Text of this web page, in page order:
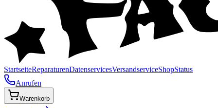
StartseiteReparaturenDatenservicesVersandserviceShopStatus
Anrufen
Warenkorb